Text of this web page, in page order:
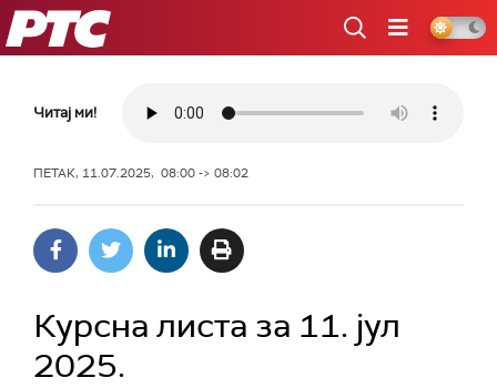
РТС
Читај ми!
ПЕТАК, 11.07.2025, 08:00 -> 08:02
Курсна листа за 11. јул
2025.